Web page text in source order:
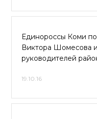
Единороссы Коми
Виктора Шомесова
руководителей
19.10.16